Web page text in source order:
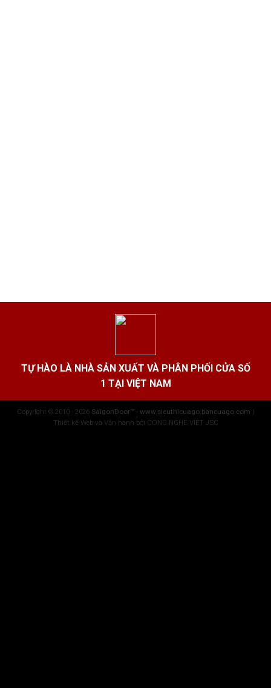
TỰ HÀO LÀ NHÀ SẢN XUẤT VÀ PHÂN PHỐI CỬA SỐ
1 TẠI VIỆT NAM
Copyright © 2010 - 2026 SaigonDoor™ - www.sieuthicuago.bancuago.com |
Thiết kế Web và Vận hành bởi CONG NGHE VIET JSC